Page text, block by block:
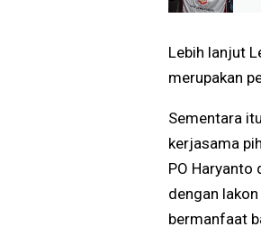
Lebih lanjut
merupakan
Sementara
kerjasama
PO Haryanto
dengan
bermanfaat